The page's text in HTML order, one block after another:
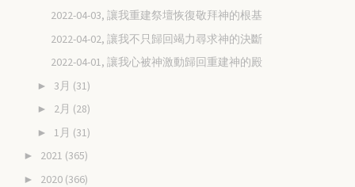
2022-04-03, 讓我重建祭壇恢復敬拜神的根基
2022-04-02, 讓我不只歸回竭力尋求神的決斷
2022-04-01, 讓我心被神激動歸回重建神的殿
► 3月 (31)
► 2月 (28)
► 1月 (31)
► 2021 (365)
► 2020 (366)